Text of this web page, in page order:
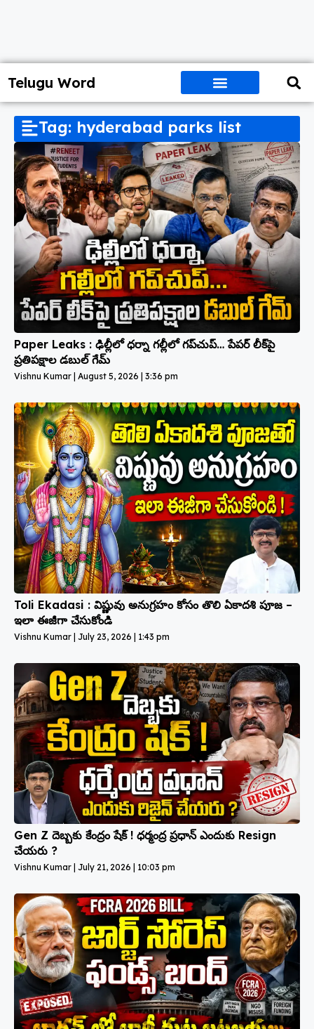
Telugu Word
Tag: hyderabad parks list
Paper Leaks : ఢిల్లీలో ధర్నా గల్లీలో గప్‌చుప్… పేపర్ లీక్‌పై
ప్రతిపక్షాల డబుల్ గేమ్
Vishnu Kumar August 5, 2026 3:36 pm
Toli Ekadasi : విష్ణువు అనుగ్రహం కోసం తొలి ఏకాదశి పూజ –
ఇలా ఈజీగా చేసుకోండి
Vishnu Kumar July 23, 2026 1:43 pm
Gen Z దెబ్బకు కేంద్రం షేక్ ! ధర్మంద్ర ప్రధాన్ ఎందుకు Resign
చేయరు ?
Vishnu Kumar July 21, 2026 10:03 pm